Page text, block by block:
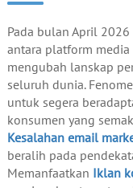
Pada bulan April
antara platform
mengubah lanskap
seluruh dunia.
untuk segera
konsumen yang
Kesalahan email
beralih pada
Memanfaatkan Iklan